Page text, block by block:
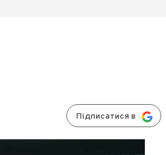
Підписатися в